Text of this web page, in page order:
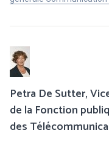
Petra De Sutter,
de la Fonction
des